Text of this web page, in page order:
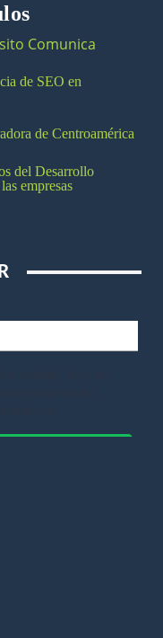
Comunica
de SEO en
de Centroamérica
del Desarrollo
empresas